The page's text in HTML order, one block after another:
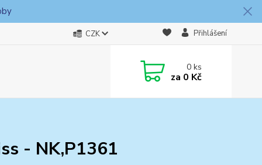
CZK Přihlášení
0ks
za 0 Kč
- NK,P1361